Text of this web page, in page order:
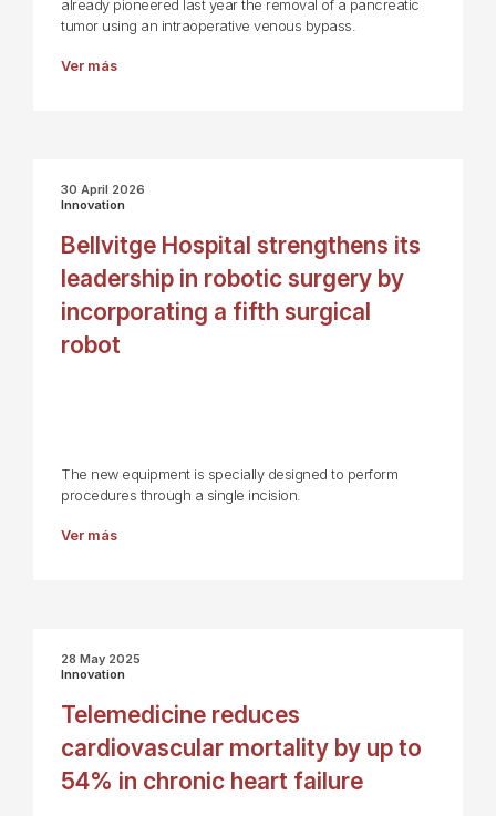
already pioneered last year the removal of a pancreatic
tumor using an intraoperative venous bypass.
Ver más
30 April 2026
Innovation
Bellvitge Hospital strengthens its
leadership in robotic surgery by
incorporating a fifth surgical
robot
The new equipment is specially designed to perform
procedures through a single incision.
Ver más
28 May 2025
Innovation
Telemedicine reduces
cardiovascular mortality by up to
54% in chronic heart failure